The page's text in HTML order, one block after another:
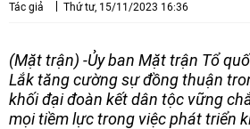
Tác giả Thứ tư, 15/11/2023 16:36
(Mặt trận) -Ủy ban Mặt trận Tổ
Lắk tăng cường sự đồng thuận
khối đại đoàn kết dân tộc vững
mọi tiềm lực trong việc phát triển